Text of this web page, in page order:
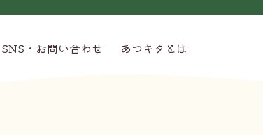
SNS・お問い合わせ あつキタとは